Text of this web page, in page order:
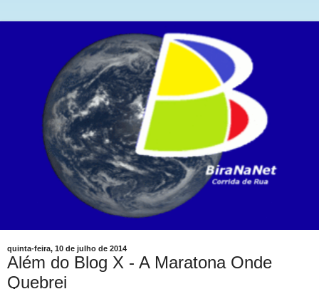
quinta-feira, 10 de julho de 2014
Além do Blog X - A Maratona Onde
Quebrei